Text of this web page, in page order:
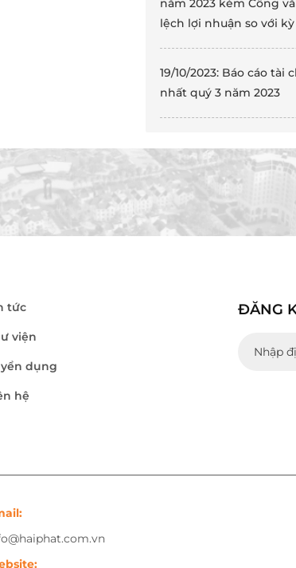
năm 2023 kèm Công
lệch lợi nhuận so với
19/10/2023: Báo cáo tài
nhất quý 3 năm 2023
tức
viện
dụng
hệ
ĐĂNG